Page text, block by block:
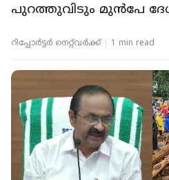
പുറത്തുവിടും മുൻപേ
റിപ്പോർട്ടർ നെറ്റ്‌വര്‍ക്ക്‌ 1 min read